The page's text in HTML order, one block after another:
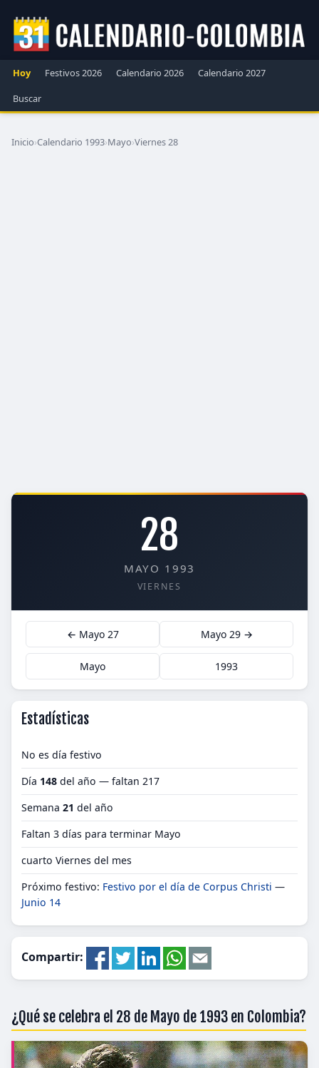
Hoy Festivos 2026 Calendario 2026
Calendario 2027
Buscar
Inicio›Calendario 1993›Mayo›Viernes 28
28
MAYO 1993
VIERNES
← Mayo 27 Mayo 29 →
Mayo 1993
Estadísticas
No es día festivo
Día 148 del año — faltan 217
Semana 21 del año
Faltan 3 días para terminar Mayo
cuarto Viernes del mes
Próximo festivo: Festivo por el día de Corpus Christi —
Junio 14
Compartir:
¿Qué se celebra el 28 de Mayo de 1993 en Colombia?